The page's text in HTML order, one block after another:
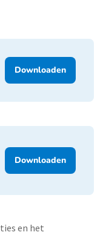
Downloaden
Downloaden
en het